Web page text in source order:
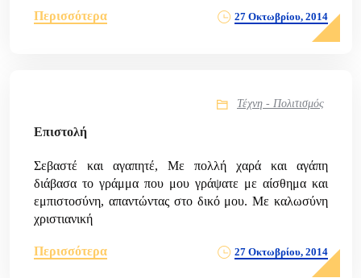
Περισσότερα 27 Οκτωβρίου, 2014
Τέχνη - Πολιτισμός
Επιστολή
Σεβαστέ και αγαπητέ, Με πολλή χαρά και αγάπη
διάβασα το γράμμα που μου γράψατε με αίσθημα και
εμπιστοσύνη, απαντώντας στο δικό μου. Με καλωσύνη
χριστιανική
Περισσότερα 27 Οκτωβρίου, 2014